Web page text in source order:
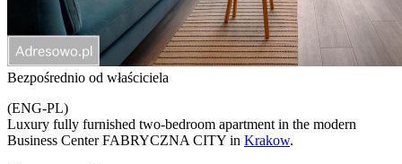
Bezpośrednio od właściciela
(ENG-PL)
Luxury fully furnished two-bedroom apartment in the modern
Business Center FABRYCZNA CITY in Krakow.